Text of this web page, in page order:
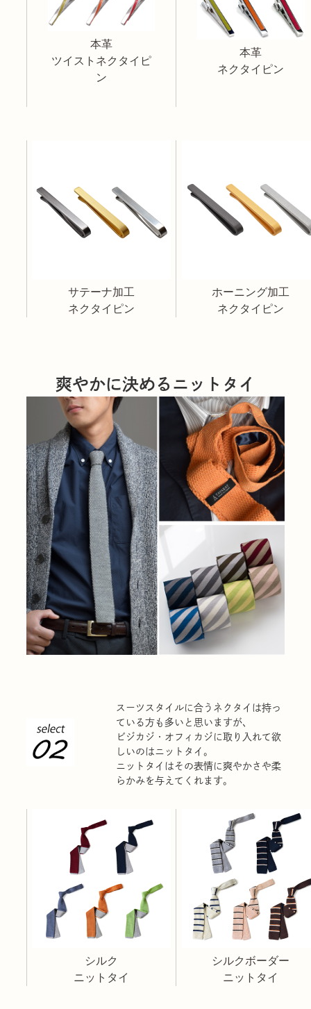
本革
ツイストネクタイピ
ン
本革
ネクタイピン
サテーナ加工
ネクタイピン
ホーニング加工
ネクタイピン
爽やかに決めるニットタイ
スーツスタイルに合うネクタイは持っ
ている方も多いと思いますが、
ビジカジ・オフィカジに取り入れて欲
しいのはニットタイ。
ニットタイはその表情に爽やかさや柔
らかみを与えてくれます。
シルク
ニットタイ
シルクボーダー
ニットタイ